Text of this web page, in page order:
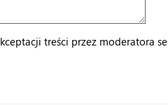
treści przez moderatora